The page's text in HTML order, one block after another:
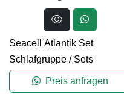
Seacell Atlantik Set
Schlafgruppe / Sets
Preis anfragen